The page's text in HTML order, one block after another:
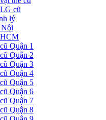
cũ
lý
Quận 1
Quận 2
Quận 3
Quận 4
Quận 5
Quận 6
Quận 7
Quận 8